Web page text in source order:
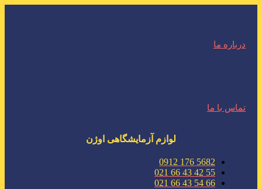
درباره ما
تماس با ما
لوازم آزمایشگاهی اوژن
5682 176 0912
55 42 43 66 021
66 54 43 66 021